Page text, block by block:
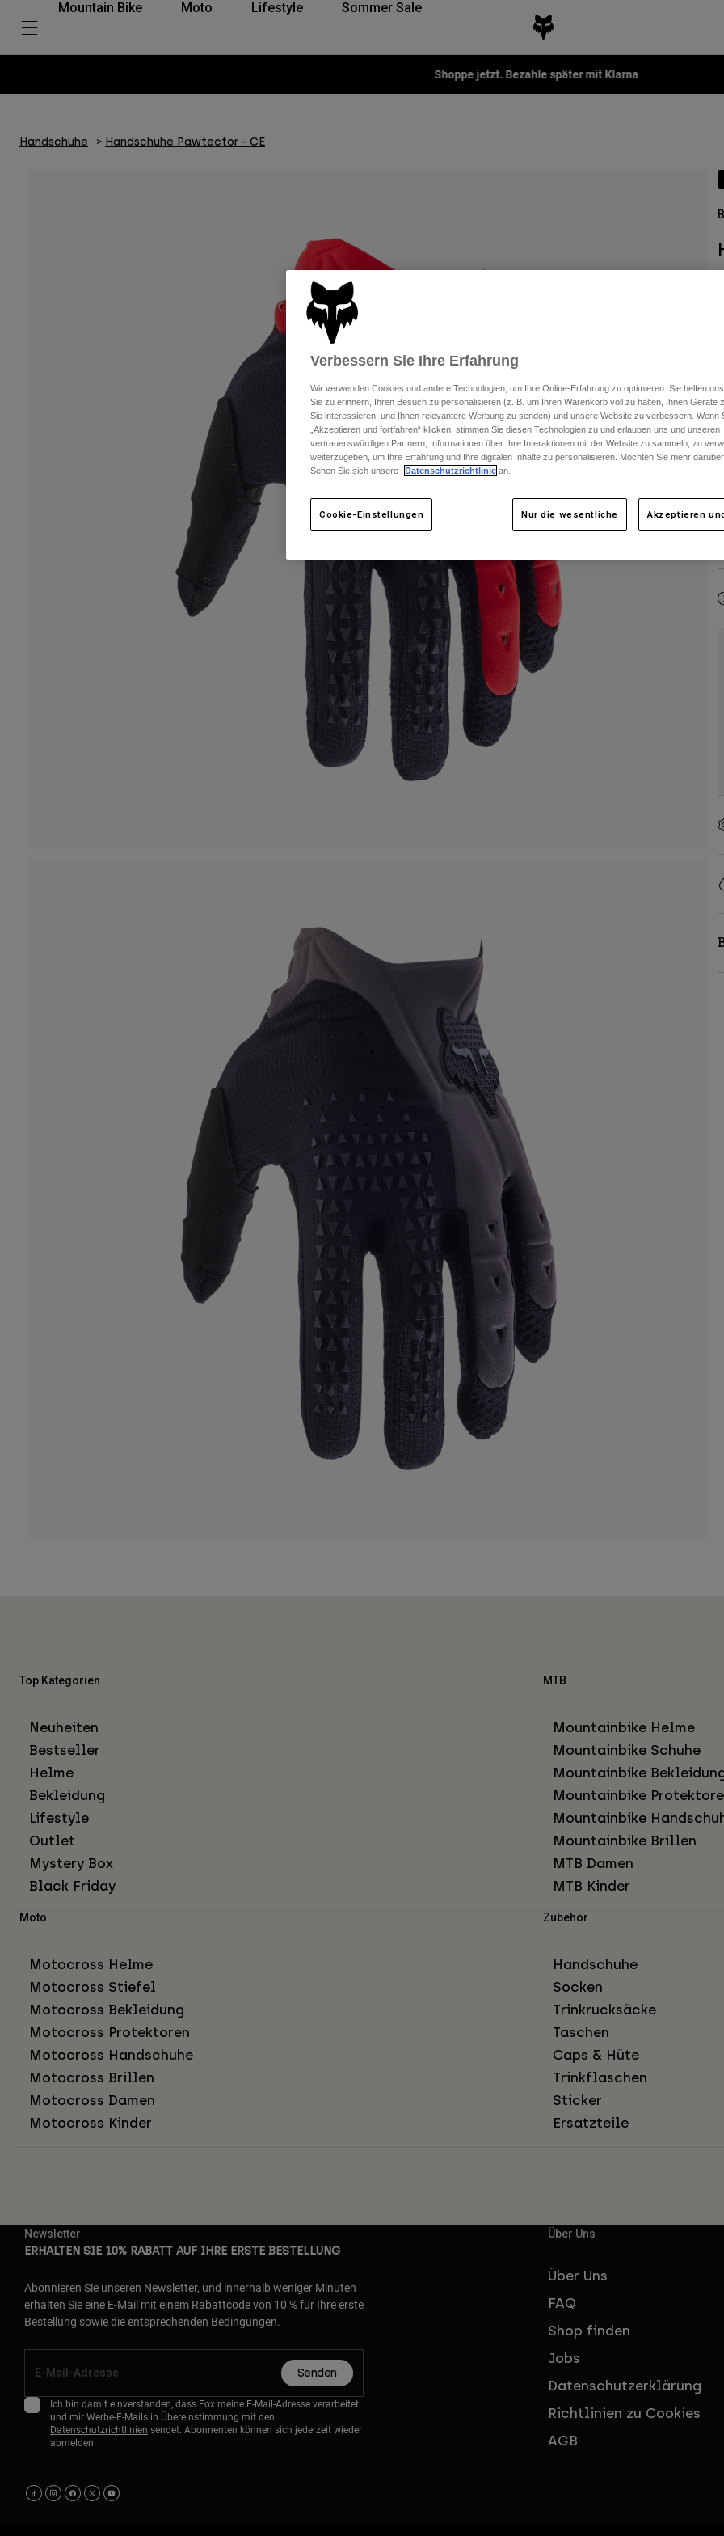
Mountain Bike Moto Lifestyle Sommer Sale
Shoppe jetzt. Bezahle später mit Klarna
Handschuhe Handschuhe Pawtector - CE
Top Kategorien
Neuheiten
Bestseller
Helme
Bekleidung
Lifestyle
Outlet
Mystery Box
Black Friday
MTB
Mountainbike Helme
Mountainbike Schuhe
Mountainbike
Mountainbike
Mountainbike
Mountainbike Brillen
MTB Damen
MTB Kinder
Moto
Motocross Helme
Motocross Stiefel
Motocross Bekleidung
Motocross Protektoren
Motocross Handschuhe
Motocross Brillen
Motocross Damen
Motocross Kinder
Zubehör
Handschuhe
Socken
Trinkrucksäcke
Taschen
Caps & Hüte
Trinkflaschen
Sticker
Ersatzteile
Newsletter
ERHALTEN SIE 10% RABATT AUF IHRE ERSTE BESTELLUNG
Abonnieren Sie unseren Newsletter, und innerhalb weniger Minuten
erhalten Sie eine E-Mail mit einem Rabattcode von 10 % für Ihre erste
Bestellung sowie die entsprechenden Bedingungen.
Senden
Ich bin damit einverstanden, dass Fox meine E-Mail-Adresse verarbeitet
und mir Werbe-E-Mails in Übereinstimmung mit den
Datenschutzrichtlinien sendet. Abonnenten können sich jederzeit wieder
abmelden.
Über Uns
Über Uns
FAQ
Shop finden
Jobs
Datenschutzerklärung
Richtlinien zu Cookies
AGB
Verbessern Sie Ihre Erfahrung
Wir verwenden Cookies und andere Technologien, um Ihre Online-Erfahrung zu optimieren. Sie helfen
Sie zu erinnern, Ihren Besuch zu personalisieren (z. B. um Ihren Warenkorb voll zu halten, Ihnen Geräte
Sie interessieren, und Ihnen relevantere Werbung zu senden) und unsere Website zu verbessern. Wenn
„Akzeptieren und fortfahren“ klicken, stimmen Sie diesen Technologien zu und erlauben uns und unseren
vertrauenswürdigen Partnern, Informationen über Ihre Interaktionen mit der Website zu sammeln, zu
weiterzugeben, um Ihre Erfahrung und Ihre digitalen Inhalte zu personalisieren. Möchten Sie mehr
Sehen Sie sich unsere
Datenschutzrichtlinie an.
Cookie-Einstellungen Nur die wesentliche Akzeptieren